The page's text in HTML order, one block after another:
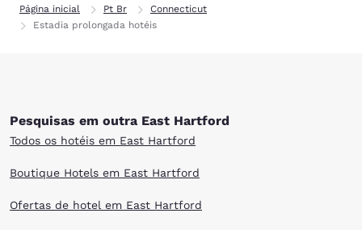
Página inicial Pt Br
Connecticut
Estadia prolongada hotéis
Pesquisas em outra East Hartford
Todos os hotéis em East Hartford
Boutique Hotels em East Hartford
Ofertas de hotel em East Hartford